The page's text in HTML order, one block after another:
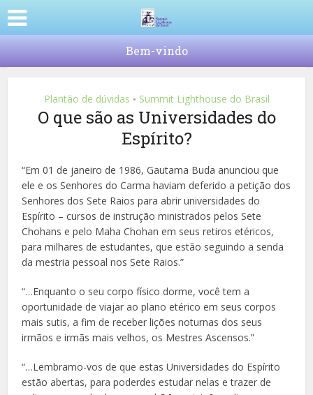
Bem-vindo
Plantão de dúvidas • Summit Lighthouse do Brasil
O que são as Universidades do
Espírito?
“Em 01 de janeiro de 1986, Gautama Buda anunciou que
ele e os Senhores do Carma haviam deferido a petição dos
Senhores dos Sete Raios para abrir universidades do
Espírito – cursos de instrução ministrados pelos Sete
Chohans e pelo Maha Chohan em seus retiros etéricos,
para milhares de estudantes, que estão seguindo a senda
da mestria pessoal nos Sete Raios.”
“…Enquanto o seu corpo físico dorme, você tem a
oportunidade de viajar ao plano etérico em seus corpos
mais sutis, a fim de receber lições noturnas dos seus
irmãos e irmãs mais velhos, os Mestres Ascensos.”
“…Lembramo-vos de que estas Universidades do Espírito
estão abertas, para poderdes estudar nelas e trazer de